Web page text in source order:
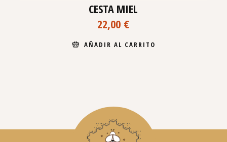
CESTA MIEL
22,00 €
AÑADIR AL CARRITO